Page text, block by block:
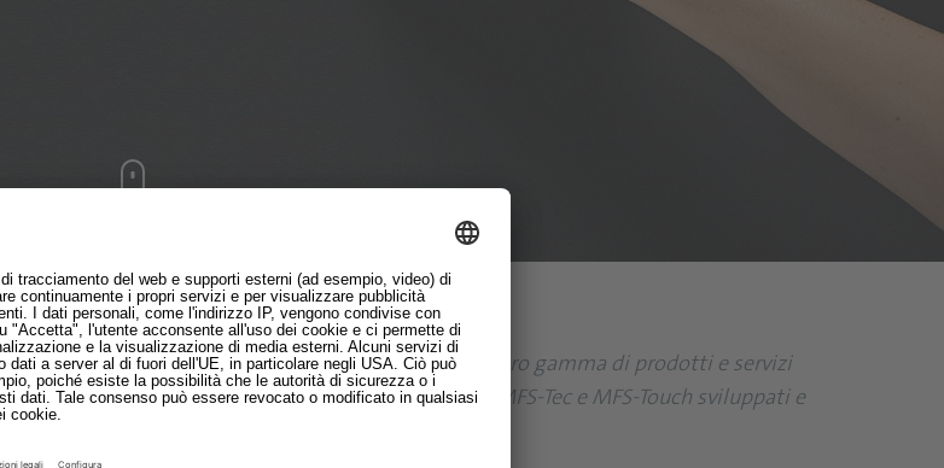
& Co. KG Gronau (HSG) stanno ampliando la loro gamma di prodotti e servizi
offrirà da subito ai suoi clienti anche i prodotti MFS-Tec e MFS-Touch sviluppati e